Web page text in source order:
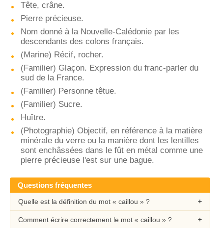
Tête, crâne.
Pierre précieuse.
Nom donné à la Nouvelle-Calédonie par les
descendants des colons français.
(Marine) Récif, rocher.
(Familier) Glaçon. Expression du franc-parler du
sud de la France.
(Familier) Personne têtue.
(Familier) Sucre.
Huître.
(Photographie) Objectif, en référence à la matière
minérale du verre ou la manière dont les lentilles
sont enchâssées dans le fût en métal comme une
pierre précieuse l'est sur une bague.
Questions fréquentes
Quelle est la définition du mot « caillou » ?
Comment écrire correctement le mot « caillou » ?